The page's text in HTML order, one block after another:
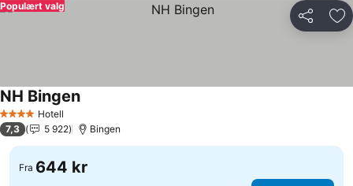
Del
Populært valg
4 StjernerHotell
NH BingenSe priser
7,3 5 922 Bingen
Fra 644 kr